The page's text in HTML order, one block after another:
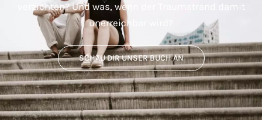
verzichten? Und was, wenn der Traumstrand damit
unerreichbar wird?
SCHAU DIR UNSER BUCH AN